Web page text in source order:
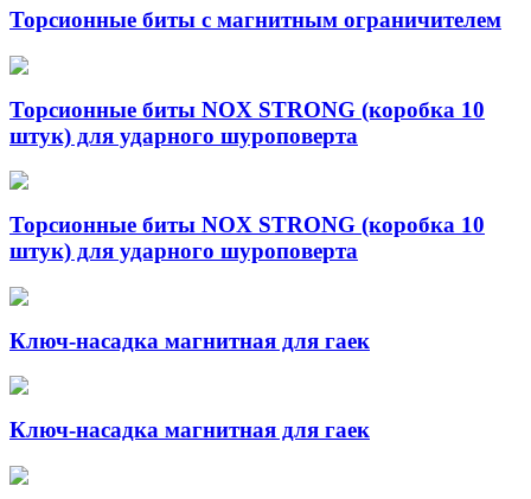
Торсионные биты с магнитным ограничителем
Торсионные биты NOX STRONG (коробка 10
штук) для ударного шуроповерта
Торсионные биты NOX STRONG (коробка 10
штук) для ударного шуроповерта
Ключ-насадка магнитная для гаек
Ключ-насадка магнитная для гаек